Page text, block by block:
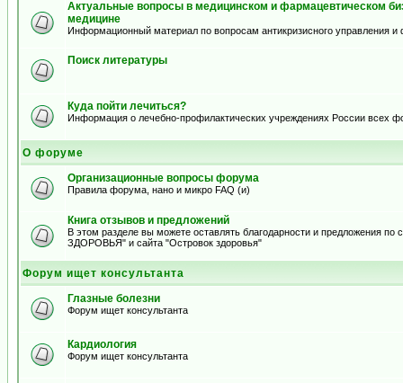
Актуальные вопросы в медицинском и фармацевтическом
медицине
Информационный материал по вопросам антикризисного управления и
Поиск литературы
Куда пойти лечиться?
Информация о лечебно-профилактических учреждениях России всех
О форуме
Организационные вопросы форума
Правила форума, нано и микро FAQ (и)
Книга отзывов и предложений
В этом разделе вы можете оставлять благодарности и предложения
ЗДОРОВЬЯ" и сайта "Островок здоровья"
Форум ищет консультанта
Глазные болезни
Форум ищет консультанта
Кардиология
Форум ищет консультанта